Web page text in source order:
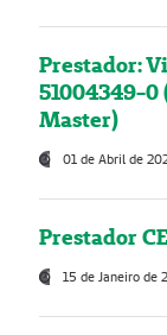
Prestador:
51004349-0
Master)
01 de Abril de
Prestador
15 de Janeiro de